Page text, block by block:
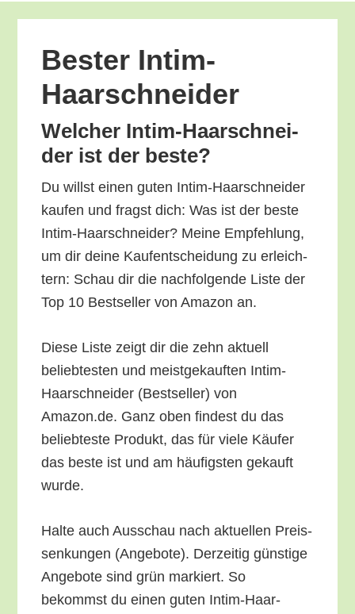
Bes­ter Intim-
Haarschneider
Wel­cher Intim-Haar­schnei­
der ist der beste?
Du willst einen guten Intim-Haar­schnei­der
kau­fen und fragst dich: Was ist der bes­te
Intim-Haar­schnei­der? Mei­ne Emp­feh­lung,
um dir dei­ne Kauf­ent­schei­dung zu erleich­
tern: Schau dir die nach­fol­gen­de Lis­te der
Top 10 Best­sel­ler von Ama­zon an.
Die­se Lis­te zeigt dir die zehn aktu­ell
belieb­tes­ten und meist­ge­kauf­ten Intim-
Haar­schnei­der (Best­sel­ler) von
Amazon.de. Ganz oben fin­dest du das
belieb­tes­te Pro­dukt, das für vie­le Käu­fer
das bes­te ist und am häu­figs­ten gekauft
wurde.
Hal­te auch Aus­schau nach aktu­el­len Preis­
sen­kun­gen (Ange­bo­te). Der­zei­tig güns­ti­ge
Ange­bo­te sind grün mar­kiert. So
bekommst du einen guten Intim-Haar­